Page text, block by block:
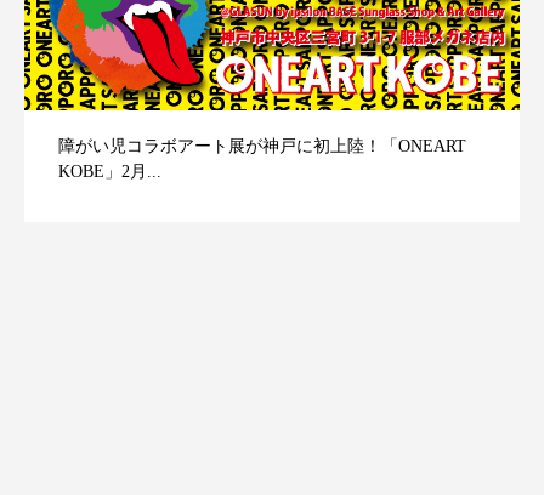
障がい児コラボアート展が神戸に初上陸！「ONEART
KOBE」2月...